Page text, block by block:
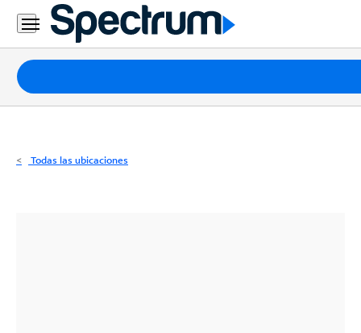
Residencial
Business
Paquetes
Internet
Todas las ubicaciones